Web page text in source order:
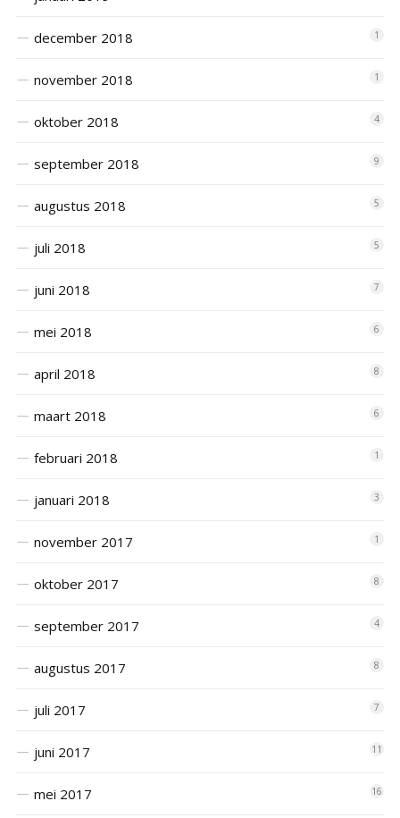
december 2018 1
november 2018 1
oktober 2018 4
september 2018 9
augustus 2018 5
juli 2018 5
juni 2018 7
mei 2018 6
april 2018 8
maart 2018 6
februari 2018 1
januari 2018 3
november 2017 1
oktober 2017 8
september 2017 4
augustus 2017 8
juli 2017 7
juni 2017 11
mei 2017 16